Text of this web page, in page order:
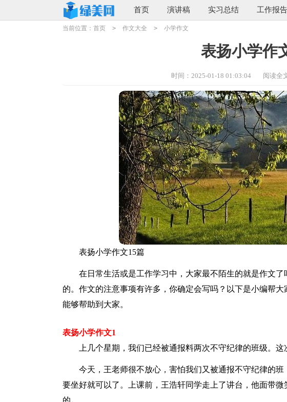
首页 演讲稿 实习总结 工作报告
当前位置： 首页 > 作文大全 > 小学作文
表扬小学作
时间：2025-01-18 01:03:04 阅读全
表扬小学作文15篇
在日常生活或是工作学习中，大家最不陌生的就是作文
的。作文的注意事项有许多，你确定会写吗？以下是小编帮
能够帮助到大家。
表扬小学作文1
上几个星期，我们已经被通报料两次不守纪律的班级。这
今天，王老师很不放心，害怕我们又被通报不守纪律的
要坐好就可以了。上课前，王浩轩同学走上了讲台，他面带
的。